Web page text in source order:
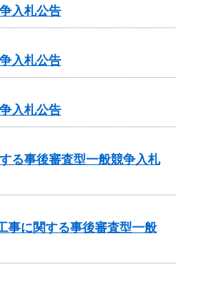
入札公告
入札公告
入札公告
る事後審査型一般競争入札
事に関する事後審査型一般